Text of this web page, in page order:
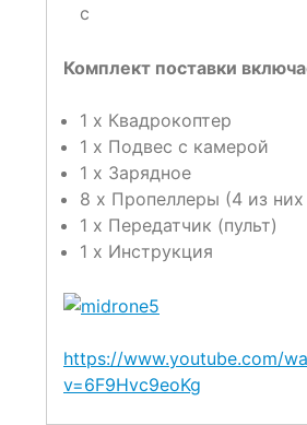
с
Комплект поставки
1 x Квадрокоптер
1 x Подвес с камерой
1 x Зарядное
8 x Пропеллеры (4 из них
1 x Передатчик (пульт)
1 x Инструкция
https://www.youtube.com/
v=6F9Hvc9eoKg